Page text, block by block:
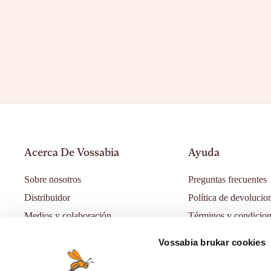
Vossabia brukar cookies
Acerca De Vossabia
Sobre nosotros
Distribuidor
Medios y colaboración
Ayuda
Preguntas frecuentes
Política de
Términos y